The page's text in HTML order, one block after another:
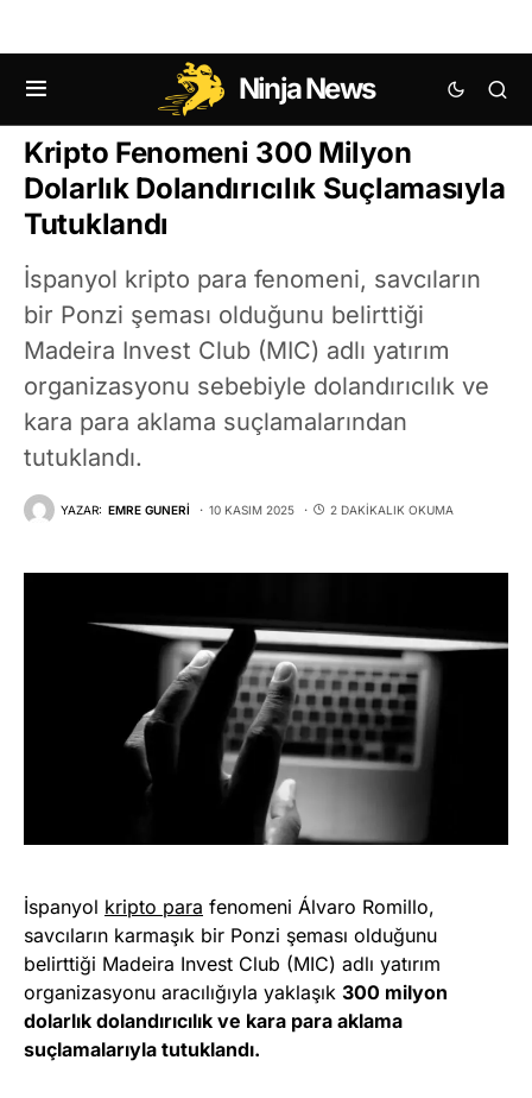
Ninja News
KRIPTO HABERLERI
Kripto Fenomeni 300 Milyon
Dolarlık Dolandırıcılık Suçlamasıyla
Tutuklandı
İspanyol kripto para fenomeni, savcıların
bir Ponzi şeması olduğunu belirttiği
Madeira Invest Club (MIC) adlı yatırım
organizasyonu sebebiyle dolandırıcılık ve
kara para aklama suçlamalarından
tutuklandı.
YAZAR: EMRE GUNERI 10 KASIM 2025 2 DAKIKALIK OKUMA
İspanyol kripto para fenomeni Álvaro Romillo,
savcıların karmaşık bir Ponzi şeması olduğunu
belirttiği Madeira Invest Club (MIC) adlı yatırım
organizasyonu aracılığıyla yaklaşık 300 milyon
dolarlık dolandırıcılık ve kara para aklama
suçlamalarıyla tutuklandı.